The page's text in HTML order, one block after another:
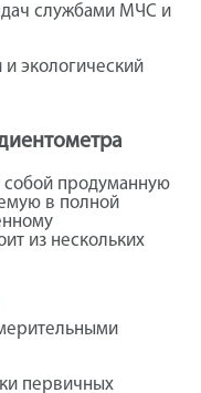
службами МЧС и
экологический
собой продуманную
в полной
из нескольких
первичных